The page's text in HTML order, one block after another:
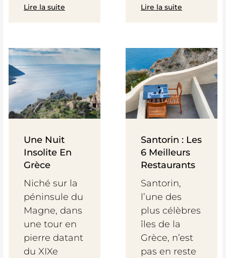
Lire la suite Lire la suite
Une Nuit
Insolite En
Grèce
Niché sur la
péninsule du
Magne, dans
une tour en
pierre datant
du XIXe
Santorin : Les
6 Meilleurs
Restaurants
Santorin,
l’une des
plus célèbres
îles de la
Grèce, n’est
pas en reste